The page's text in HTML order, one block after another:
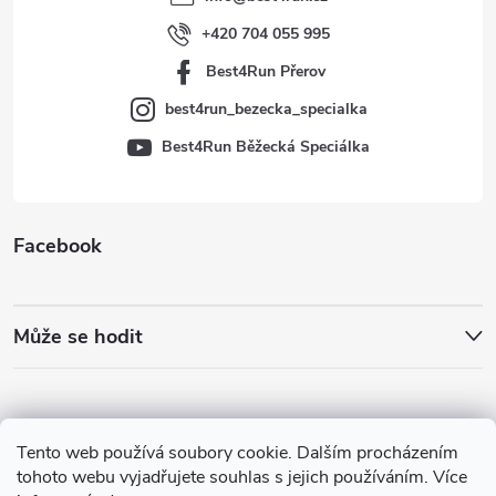
Tento web používá soubory cookie. Dalším procházením
tohoto webu vyjadřujete souhlas s jejich používáním. Více
Facebook
Může se hodit
+420 704 055 995
Best4Run Přerov
best4run_bezecka_specialka
Best4Run Běžecká Speciálka